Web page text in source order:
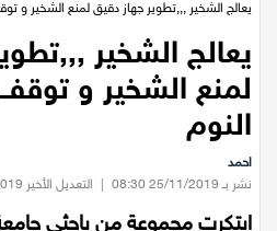
عيلبون
دير حنا
سخنين
عرابة
الرئيسية / صحة وطب
/
يعالج الشخير
لمنع الشخير و
النوم
احمد